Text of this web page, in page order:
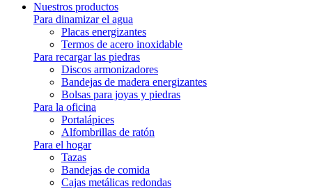
Nuestros productos
Para dinamizar el agua
Placas energizantes
Termos de acero inoxidable
Para recargar las piedras
Discos armonizadores
Bandejas de madera energizantes
Bolsas para joyas y piedras
Para la oficina
Portalápices
Alfombrillas de ratón
Para el hogar
Tazas
Bandejas de comida
Cajas metálicas redondas